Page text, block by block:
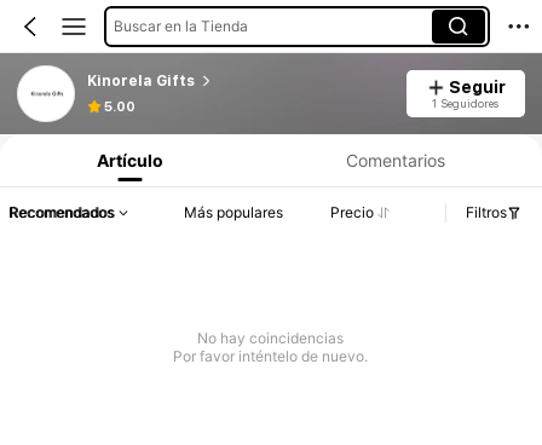
Buscar en la Tienda
Kinorela Gifts
5.00
Seguir
1 Seguidores
Artículo Comentarios
Recomendados Más populares Precio Filtros
No hay coincidencias
Por favor inténtelo de nuevo.